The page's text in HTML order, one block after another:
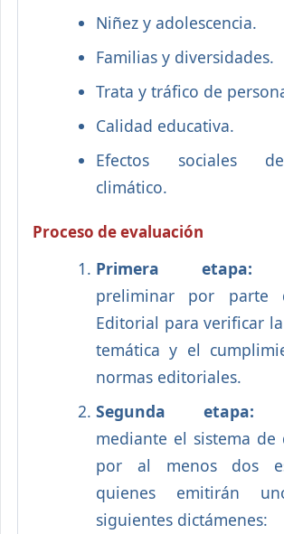
Niñez y adolescencia.
Familias y diversidades.
Trata y tráfico de
Calidad educativa.
Efectos sociales
climático.
Proceso de evaluación
Primera etapa:
preliminar por parte
Editorial para verificar
temática y el
normas editoriales.
Segunda etapa:
mediante el sistema de
por al menos dos
quienes emitirán
siguientes dictámenes: